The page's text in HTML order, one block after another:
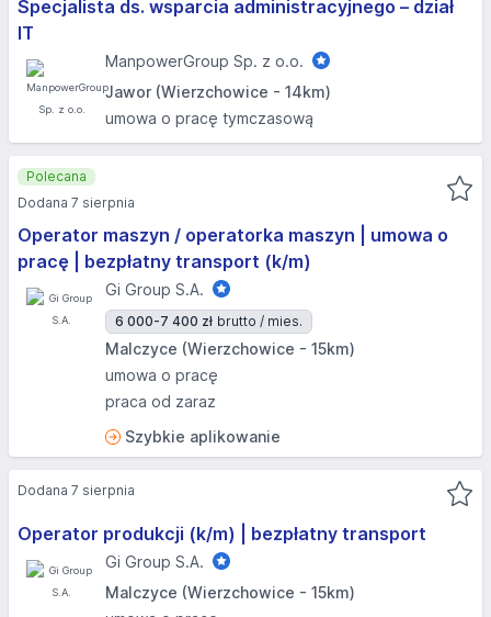
Specjalista ds. wsparcia administracyjnego – dział
IT
ManpowerGroup Sp. z o.o.
Jawor (Wierzchowice - 14km)
umowa o pracę tymczasową
Operator maszyn / operatorka maszyn | umowa o
pracę | bezpłatny transport (k/m)
Gi Group S.A.
6 000-7 400 zł brutto / mies.
Malczyce (Wierzchowice - 15km)
umowa o pracę
praca od zaraz
Szybkie aplikowanie
Polecana
Dodana 7 sierpnia
Operator produkcji (k/m) | bezpłatny transport
Gi Group S.A.
Malczyce (Wierzchowice - 15km)
Dodana 7 sierpnia